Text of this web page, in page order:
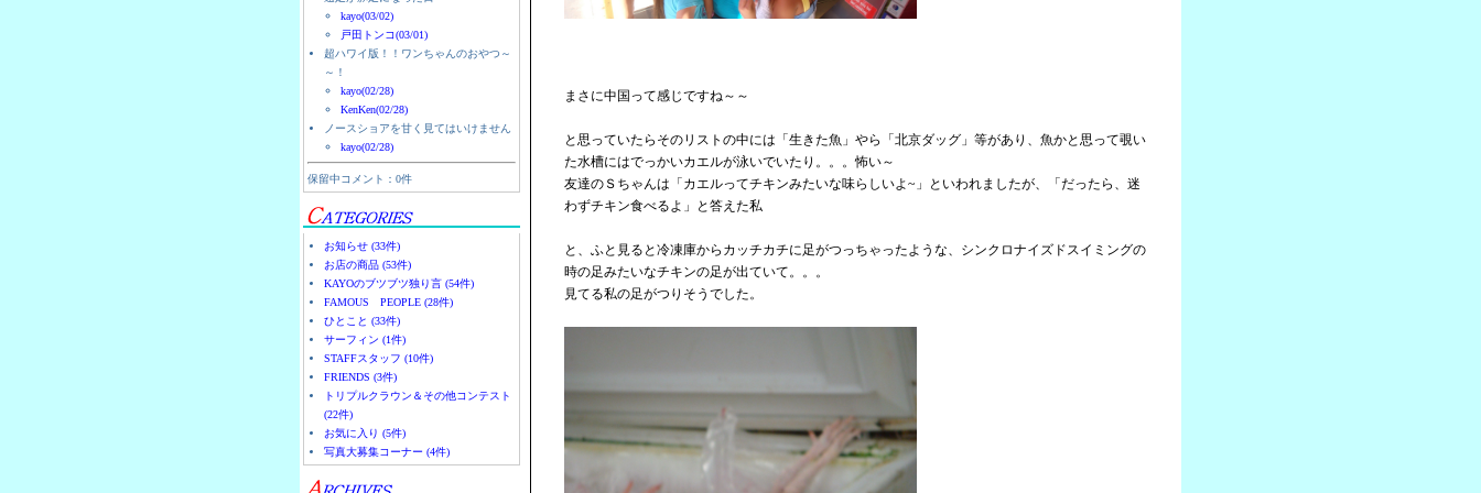
kayo(03/02)
戸田トンコ(03/01)
超ハワイ版！！ワンちゃんのおやつ～
～！
kayo(02/28)
KenKen(02/28)
ノースショアを甘く見てはいけません
kayo(02/28)
保留中コメント：0件
お知らせ (33件)
お店の商品 (53件)
KAYOのブツブツ独り言 (54件)
FAMOUS PEOPLE (28件)
ひとこと (33件)
サーフィン (1件)
STAFFスタッフ (10件)
FRIENDS (3件)
トリプルクラウン＆その他コンテスト
(22件)
お気に入り (5件)
写真大募集コーナー (4件)
まさに中国って感じですね～～
と思っていたらそのリストの中には「生きた魚」やら「北京ダッグ」等があり、魚かと思って覗い
た水槽にはでっかいカエルが泳いでいたり。。。怖い～
友達のＳちゃんは「カエルってチキンみたいな味らしいよ~」といわれましたが、「だったら、迷
わずチキン食べるよ」と答えた私
と、ふと見ると冷凍庫からカッチカチに足がつっちゃったような、シンクロナイズドスイミングの
時の足みたいなチキンの足が出ていて。。。
見てる私の足がつりそうでした。